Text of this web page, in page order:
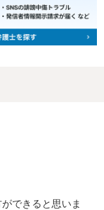
できると思いま